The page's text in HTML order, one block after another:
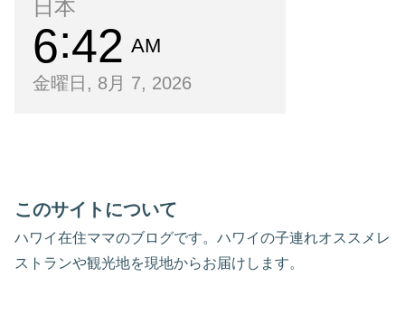
日本
6 42 AM
金曜日, 8月 7, 2026
このサイトについて
ハワイ在住ママのブログです。ハワイの子連れオススメレ
ストランや観光地を現地からお届けします。